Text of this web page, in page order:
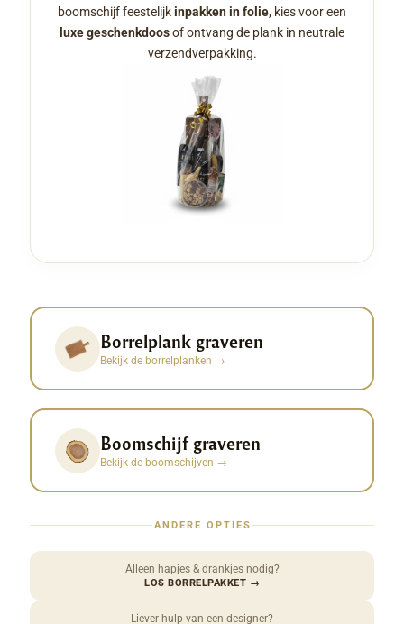
boomschijf feestelijkinpakken in folie, kies voor een
luxe geschenkdoosof ontvang de plank in neutrale
verzendverpakking.
Borrelplank graveren
Bekijk de borrelplanken →
Boomschijf graveren
Bekijk de boomschijven →
ANDERE OPTIES
Alleen hapjes & drankjes nodig?
LOS BORRELPAKKET →
Liever hulp van een designer?